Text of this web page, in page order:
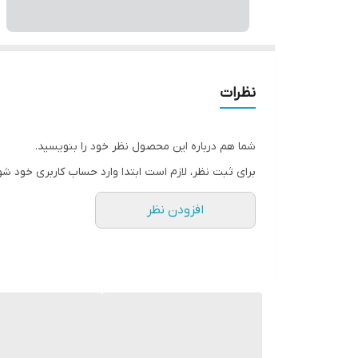
نظرات
شما هم درباره این محصول نظر خود را بنویسید.
برای ثبت نظر، لازم است ابتدا وارد حساب کاربری خود
افزودن نظر